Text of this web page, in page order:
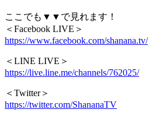
ここでも▼▼で見れます！
＜Facebook LIVE＞
https://www.facebook.com/shanana.tv/
＜LINE LIVE＞
https://live.line.me/channels/762025/
＜Twitter＞
https://twitter.com/ShananaTV